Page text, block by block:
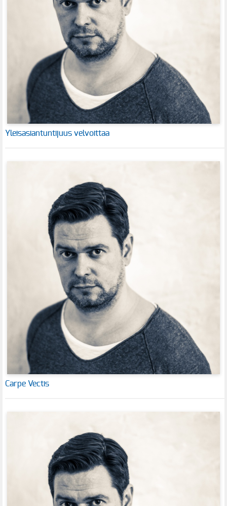
Yleisasiantuntijuus velvoittaa
Carpe Vectis